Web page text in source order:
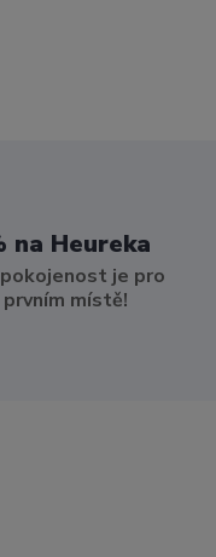
na Heureka
je pro
prvním místě!